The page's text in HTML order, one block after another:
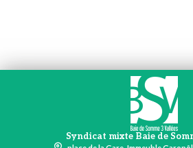
Syndicat mixte Baie de